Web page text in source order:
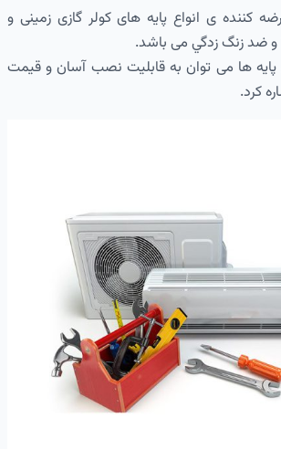
کننده ی انواع پایه های کولر گازی زمینی و
و ضد زنگ زدگي می باشد.
ها می توان به قابلیت نصب آسان و قیمت
کرد.